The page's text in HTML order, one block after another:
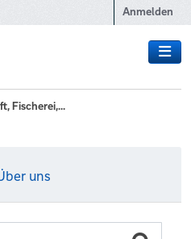
Anmelden
Fischerei,...
uns